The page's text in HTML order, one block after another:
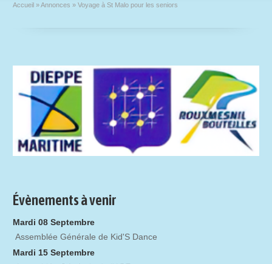
Accueil »Annonces » Voyage à St Malo pour les seniors
Évènements à venir
Mardi 08 Septembre
Assemblée Générale de Kid'S Dance
Mardi 15 Septembre